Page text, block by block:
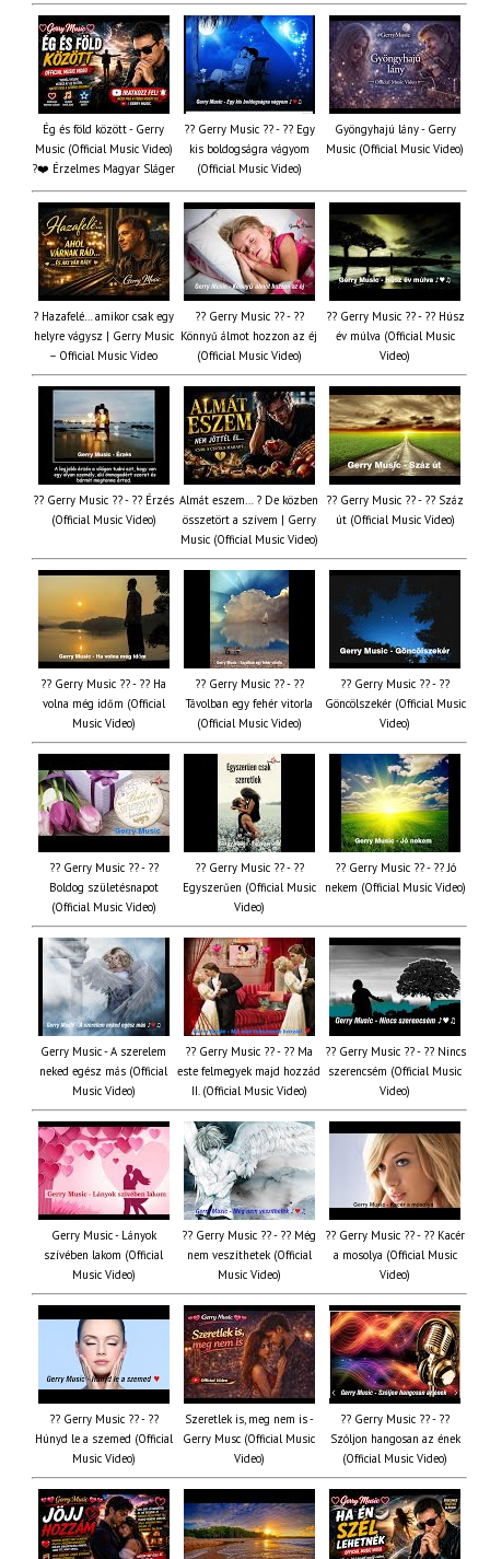
Ég és föld között - Gerry
Music (Official Music Video)
?❤️ Érzelmes Magyar Sláger
?? Gerry Music ?? - ?? Egy
kis boldogságra vágyom
(Official Music Video)
Gyöngyhajú lány - Gerry
Music (Official Music Video)
? Hazafelé… amikor csak egy
helyre vágysz | Gerry Music
– Official Music Video
?? Gerry Music ?? - ??
Könnyű álmot hozzon az éj
(Official Music Video)
?? Gerry Music ?? - ?? Húsz
év múlva (Official Music
Video)
?? Gerry Music ?? - ?? Érzés
(Official Music Video)
Almát eszem… ? De közben
összetört a szívem | Gerry
Music (Official Music Video)
?? Gerry Music ?? - ?? Száz
út (Official Music Video)
?? Gerry Music ?? - ?? Ha
volna még időm (Official
Music Video)
?? Gerry Music ?? - ??
Távolban egy fehér vitorla
(Official Music Video)
?? Gerry Music ?? - ??
Göncölszekér (Official Music
Video)
?? Gerry Music ?? - ??
Boldog születésnapot
(Official Music Video)
?? Gerry Music ?? - ??
Egyszerűen (Official Music
Video)
?? Gerry Music ?? - ?? Jó
nekem (Official Music Video)
Gerry Music - A szerelem
neked egész más (Official
Music Video)
?? Gerry Music ?? - ?? Ma
este felmegyek majd hozzád
II. (Official Music Video)
?? Gerry Music ?? - ?? Nincs
szerencsém (Official Music
Video)
Gerry Music - Lányok
szívében lakom (Official
Music Video)
?? Gerry Music ?? - ?? Még
nem veszíthetek (Official
Music Video)
?? Gerry Music ?? - ?? Kacér
a mosolya (Official Music
Video)
?? Gerry Music ?? - ??
Húnyd le a szemed (Official
Music Video)
Szeretlek is, meg nem is -
Gerry Musc (Official Music
Video)
?? Gerry Music ?? - ??
Szóljon hangosan az ének
(Official Music Video)